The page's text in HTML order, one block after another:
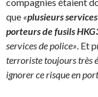
que «plusieurs
porteurs de fusils
services de police». Et
terroriste toujours très
ignorer ce risque en